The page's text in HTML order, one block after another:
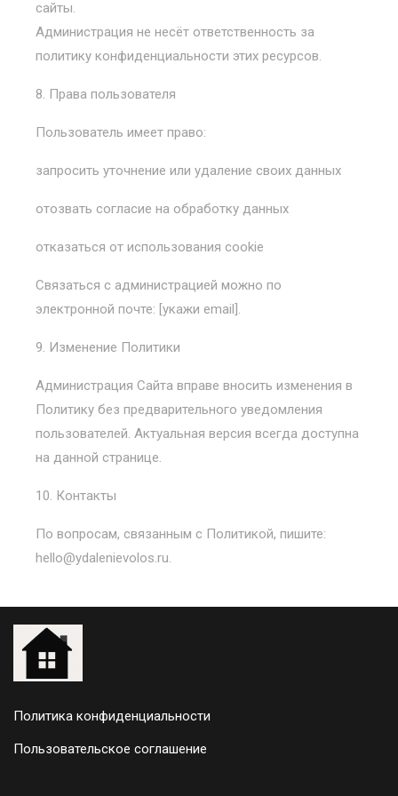
сайты.
Администрация не несёт ответственность за
политику конфиденциальности этих ресурсов.
8. Права пользователя
Пользователь имеет право:
запросить уточнение или удаление своих данных
отозвать согласие на обработку данных
отказаться от использования cookie
Связаться с администрацией можно по
электронной почте: [укажи email].
9. Изменение Политики
Администрация Сайта вправе вносить изменения в
Политику без предварительного уведомления
пользователей. Актуальная версия всегда доступна
на данной странице.
10. Контакты
По вопросам, связанным с Политикой, пишите:
hello@ydalenievolos.ru.
Политика конфиденциальности
Пользовательское соглашение